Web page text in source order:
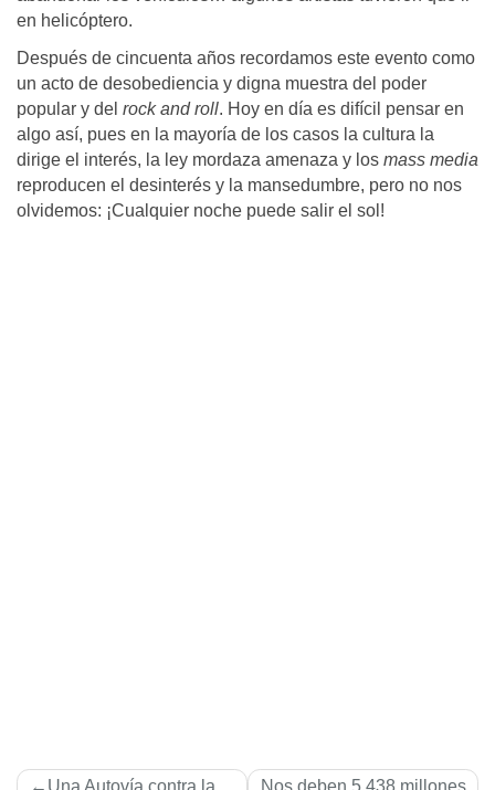
en helicóptero.
Después de cincuenta años recordamos este evento como
un acto de desobediencia y digna muestra del poder
popular y del rock and roll. Hoy en día es difícil pensar en
algo así, pues en la mayoría de los casos la cultura la
dirige el interés, la ley mordaza amenaza y los mass media
reproducen el desinterés y la mansedumbre, pero no nos
olvidemos: ¡Cualquier noche puede salir el sol!
Navegación